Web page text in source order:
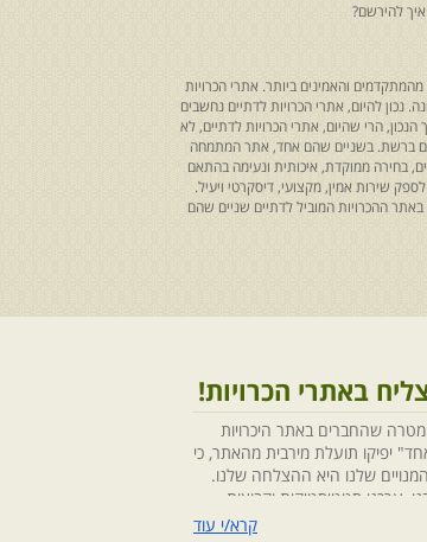
איך להירשם?
והאמינים ביותר. אתרי הכרויות
נכון להיום, אתרי הכרויות לדתיים נחשבים
הרי שהיום, אתרי הכרויות לדתיים, לא
ברשת. בשניים שהם אחד, אתר המתמחה
בחירה ממוקדת, איכותית ונעימה בהתאם
שירות אמין, מקצועי, דיסקרטי ויעיל.
ההכרויות המוביל לדתיים שניים שהם
באתרי הכרויות!
שהחברים באתר היכרויות
יפיקו תועלת מירבית מהאתר, כי
שלנו היא ההצלחה שלנו.
,ערכנו סטטיסטיקות וקבוצות
ומגמות והמסקנה החדקרא/י עוד